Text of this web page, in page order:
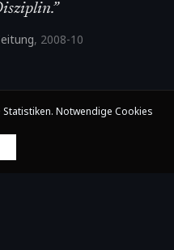
”
, 2008-10
Notwendige Cookies